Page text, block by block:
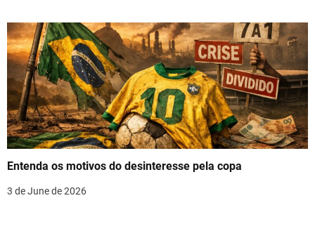
Entenda os motivos do desinteresse pela copa
3 de June de 2026